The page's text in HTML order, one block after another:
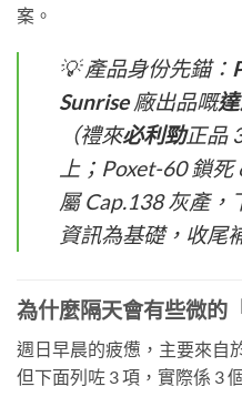
案。
💡 產品身份先錨：
Sunrise​ 廠出品嘅
（禮來必利勁正品
上；Poxet-60 鎖死
屬 Cap.138 灰產
資訊為基礎，收尾
為什麼隔天會有些微的
週日早晨的疲憊，主要來自
但下面列咗 3 項，實際係 3